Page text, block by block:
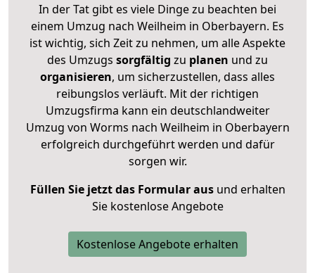
In der Tat gibt es viele Dinge zu beachten bei
einem Umzug nach Weilheim in Oberbayern. Es
ist wichtig, sich Zeit zu nehmen, um alle Aspekte
des Umzugs sorgfältig zu planen und zu
organisieren, um sicherzustellen, dass alles
reibungslos verläuft. Mit der richtigen
Umzugsfirma kann ein deutschlandweiter
Umzug von Worms nach Weilheim in Oberbayern
erfolgreich durchgeführt werden und dafür
sorgen wir.
Füllen Sie jetzt das Formular ausund erhalten
Sie kostenlose Angebote
Kostenlose Angebote erhalten